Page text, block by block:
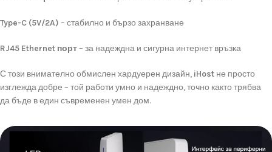
Type-C (5V/2A) – стабилно и бързо захранване
RJ45 Ethernet порт– за надеждна и сигурна интернет връзка
Стози внимателно обмислен хардуерен дизайн, iHost не просто
изглеждадобре – той работи умно и надеждно,точно както трябва
да бъде ведин съвременен умен дом.